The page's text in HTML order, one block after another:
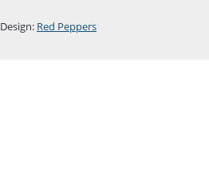
Design: Red Peppers